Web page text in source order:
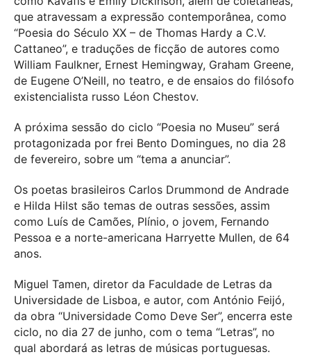
que atravessam a expressão contemporânea, como
“Poesia do Século XX – de Thomas Hardy a C.V.
Cattaneo”, e traduções de ficção de autores como
William Faulkner, Ernest Hemingway, Graham Greene,
de Eugene O’Neill, no teatro, e de ensaios do filósofo
existencialista russo Léon Chestov.
A próxima sessão do ciclo “Poesia no Museu” será
protagonizada por frei Bento Domingues, no dia 28
de fevereiro, sobre um “tema a anunciar”.
Os poetas brasileiros Carlos Drummond de Andrade
e Hilda Hilst são temas de outras sessões, assim
como Luís de Camões, Plínio, o jovem, Fernando
Pessoa e a norte-americana Harryette Mullen, de 64
anos.
Miguel Tamen, diretor da Faculdade de Letras da
Universidade de Lisboa, e autor, com António Feijó,
da obra “Universidade Como Deve Ser”, encerra este
ciclo, no dia 27 de junho, com o tema “Letras”, no
qual abordará as letras de músicas portuguesas.